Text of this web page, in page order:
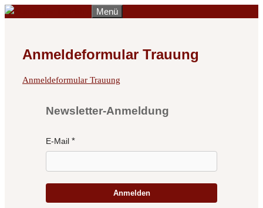
Zum
Menü
Anmeldeformular Trauung
Anmeldeformular Trauung
Newsletter-Anmeldung
E-Mail
Anmelden